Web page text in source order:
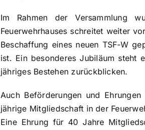
Im Rahmen der Versammlung
Feuerwehrhauses schreitet weiter
Beschaffung eines neuen TSF-W
ist. Ein besonderes Jubiläum steht
jähriges Bestehen zurückblicken.
Auch Beförderungen und
jährige Mitgliedschaft in der
Eine Ehrung für 40 Jahre